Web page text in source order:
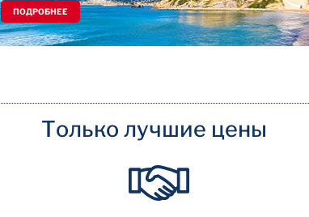
ПОДРОБНЕЕ
Только лучшие цены